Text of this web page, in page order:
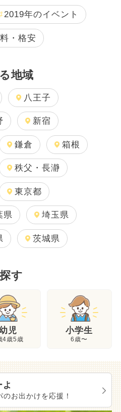
2019年のイベント
・格安
地域
八王子
新宿
鎌倉 箱根
秩父・長瀞
東京都
県 埼玉県
茨城県
す
児
4歳5歳
小学生
6歳〜
お出かけを応援！